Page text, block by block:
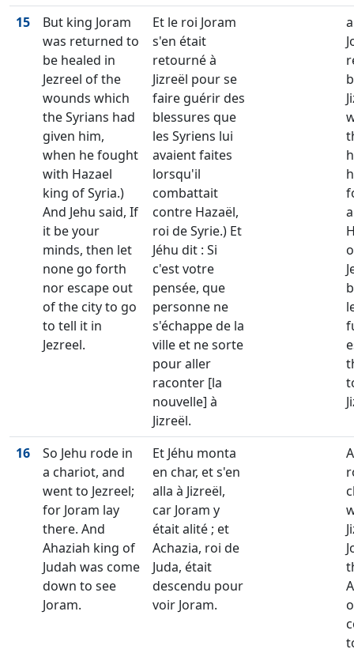
15
But king Joram
was returned to
be healed in
Jezreel of the
wounds which
the Syrians had
given him,
when he fought
with Hazael
king of Syria.)
And Jehu said, If
it be your
minds, then let
none go forth
nor escape out
of the city to go
to tell it in
Jezreel.
Et le roi Joram
s'en était
retourné à
Jizreël pour se
faire guérir des
blessures que
les Syriens lui
avaient faites
lorsqu'il
combattait
contre Hazaël,
roi de Syrie.) Et
Jéhu dit : Si
c'est votre
pensée, que
personne ne
s'échappe de la
ville et ne sorte
pour aller
raconter [la
nouvelle] à
Jizreël.
16
So Jehu rode in
a chariot, and
went to Jezreel;
for Joram lay
there. And
Ahaziah king of
Judah was come
down to see
Joram.
Et Jéhu monta
en char, et s'en
alla à Jizreël,
car Joram y
était alité ; et
Achazia, roi de
Juda, était
descendu pour
voir Joram.